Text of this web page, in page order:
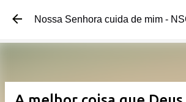
Pular para o conteúdo
Nossa Senhora cuida de mim -